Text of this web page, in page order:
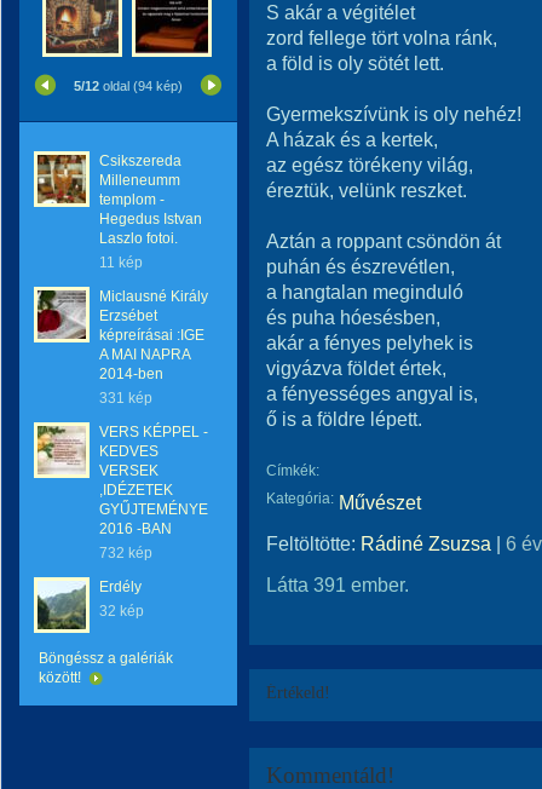
5/12 oldal (94 kép)
Csikszereda
Milleneumm
templom -
Hegedus Istvan
Laszlo fotoi.
11 kép
Miclausné Király
Erzsébet
képreírásai :IGE
A MAI NAPRA
2014-ben
331 kép
VERS KÉPPEL -
KEDVES
VERSEK
,IDÉZETEK
GYŰJTEMÉNYE
2016 -BAN
732 kép
Erdély
32 kép
Böngéssz a galériák
között!
S akár a végitélet
zord fellege tört volna ránk,
a föld is oly sötét lett.
Gyermekszívünk is oly nehéz!
A házak és a kertek,
az egész törékeny világ,
éreztük, velünk reszket.
Aztán a roppant csöndön át
puhán és észrevétlen,
a hangtalan meginduló
és puha hóesésben,
akár a fényes pelyhek is
vigyázva földet értek,
a fényességes angyal is,
ő is a földre lépett.
Címkék:
Kategória: Művészet
Feltöltötte: Rádiné Zsuzsa | 6
Látta 391 ember.
Értékeld!
Kommentáld!